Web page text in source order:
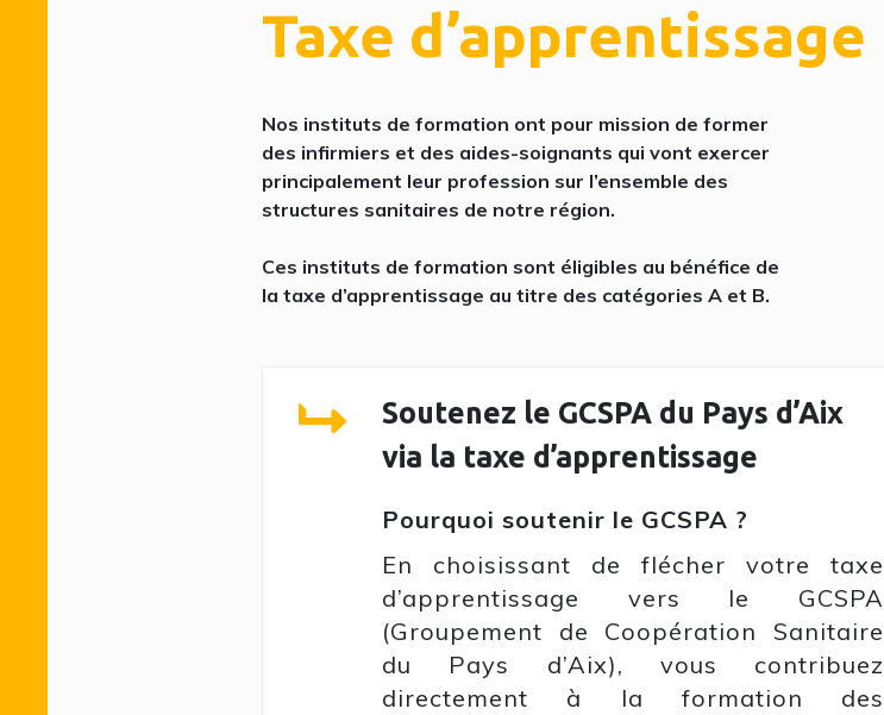
Taxe d’apprentissage
Nos instituts de formation ont pour mission de former
des infirmiers et des aides-soignants qui vont exercer
principalement leur profession sur l’ensemble des
structures sanitaires de notre région.
Ces instituts de formation sont éligibles au bénéfice de
la taxe d’apprentissage au titre des catégories A et B.
Soutenez le GCSPA du Pays d’Aix
via la taxe d’apprentissage
Pourquoi soutenir le GCSPA ?
En choisissant de flécher votre taxe
d’apprentissage vers le GCSPA
(Groupement de Coopération Sanitaire
du Pays d’Aix), vous contribuez
directement à la formation des